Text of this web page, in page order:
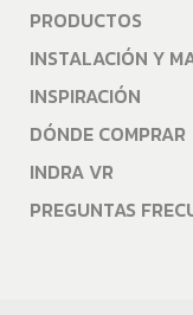
PRODUCTOS
INSTALACIÓN Y
INSPIRACIÓN
DÓNDE COMPRAR
INDRA VR
PREGUNTAS